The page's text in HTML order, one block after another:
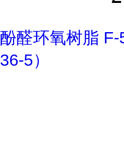
酚醛环氧树脂
36-5）